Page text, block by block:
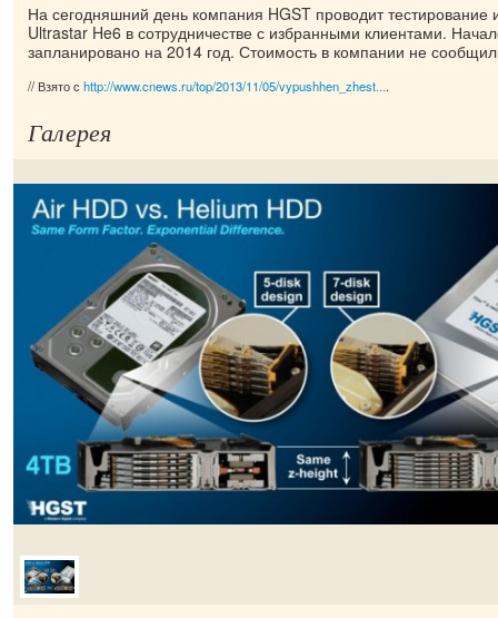
На сегодняшний день компания HGST проводит тестирование
Ultrastar He6 в сотрудничестве с избранными клиентами.
запланировано на 2014 год. Стоимость в компании не
// Взято с http://www.cnews.ru/top/2013/11/05/vypushhen_zhest....
Галерея